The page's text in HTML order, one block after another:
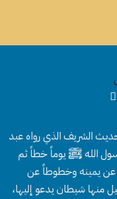
الشريف الذي رواه عبد
الله ﷺ يوماً خطاً ثم
يمينه وخطوطاً عن
شيطان يدعو إليها،